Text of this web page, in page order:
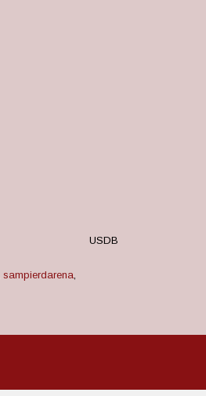
USDB
sampierdarena,